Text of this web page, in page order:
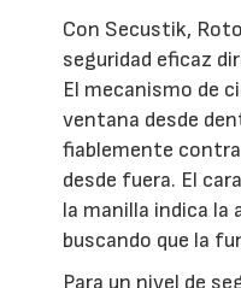
Con Secustik,
seguridad eficaz
El mecanismo de
ventana desde
fiablemente
desde fuera. El
la manilla indica la
buscando que la
Para un nivel de